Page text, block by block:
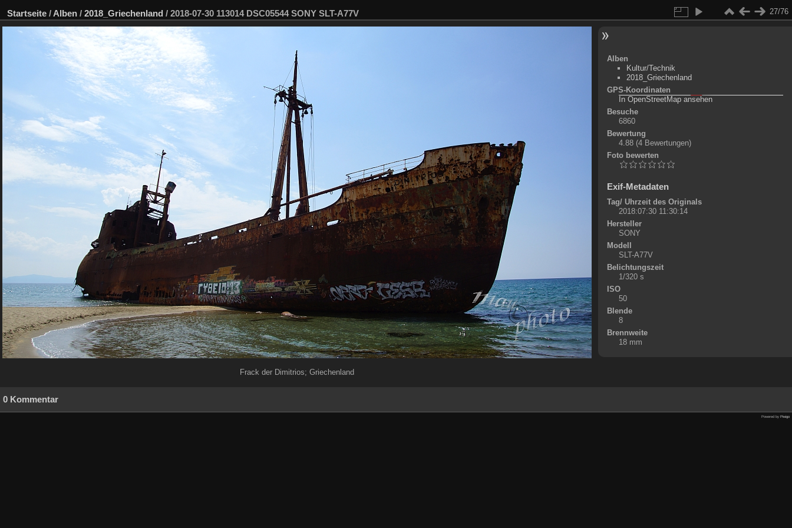
Startseite / Alben / 2018_Griechenland / 2018-07-30 113014 DSC05544 SONY SLT-A77V 27/76
Frack der Dimitrios; Griechenland
Alben
Kultur/Technik
2018_Griechenland
GPS-Koordinaten
+
-
©
In OpenStreetMap ansehen
Besuche
6860
Bewertung
4.88 (4 Bewertungen)
Foto bewerten
Exif-Metadaten
Tag/ Uhrzeit des Originals
2018:07:30 11:30:14
Hersteller
SONY
Modell
SLT-A77V
Belichtungszeit
1/320 s
ISO
50
Blende
8
Brennweite
18 mm
0 Kommentar
Powered by Piwigo